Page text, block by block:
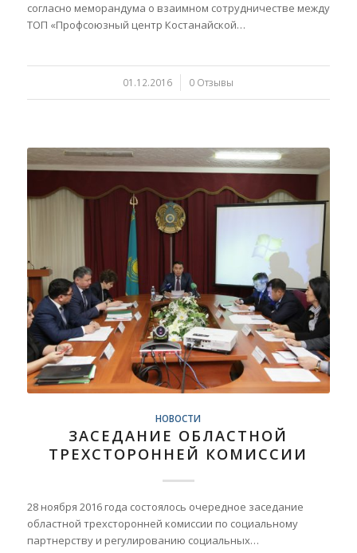
согласно меморандума о взаимном сотрудничестве между
ТОП «Профсоюзный центр Костанайской…
01.12.2016
/ 0 Отзывы
НОВОСТИ
ЗАСЕДАНИЕ ОБЛАСТНОЙ
ТРЕХСТОРОННЕЙ КОМИССИИ
28 ноября 2016 года состоялось очередное заседание
областной трехсторонней комиссии по социальному
партнерству и регулированию социальных…